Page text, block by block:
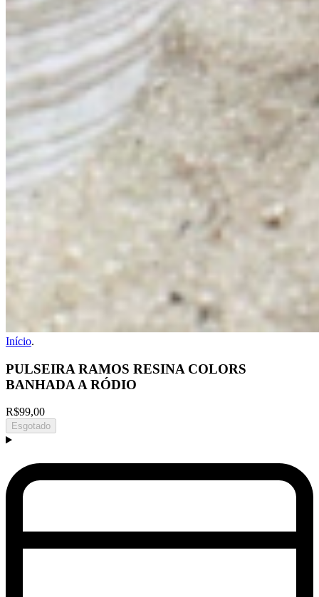
Início.
PULSEIRA RAMOS RESINA COLORS
BANHADA A RÓDIO
R$99,00
Esgotado